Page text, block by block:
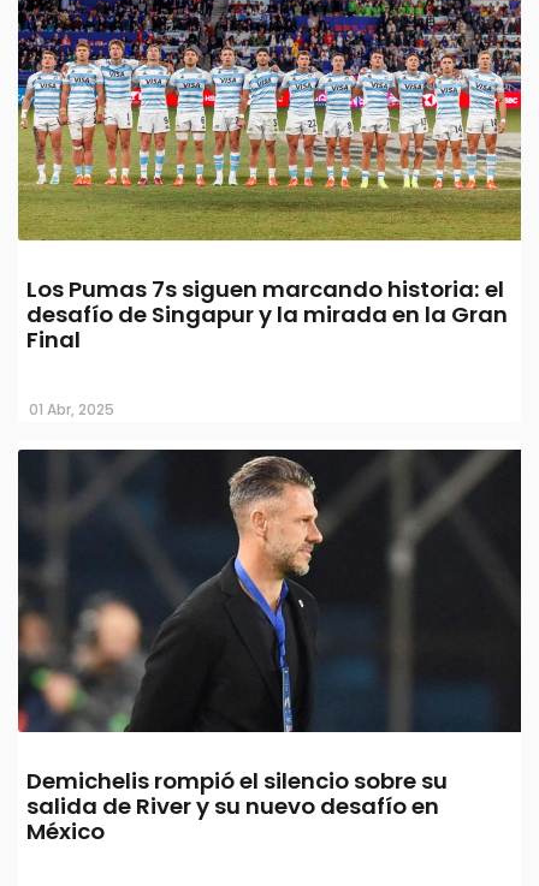
Los Pumas 7s siguen marcando historia: el
desafío de Singapur y la mirada en la Gran
Final
01 Abr, 2025
Demichelis rompió el silencio sobre su
salida de River y su nuevo desafío en
México